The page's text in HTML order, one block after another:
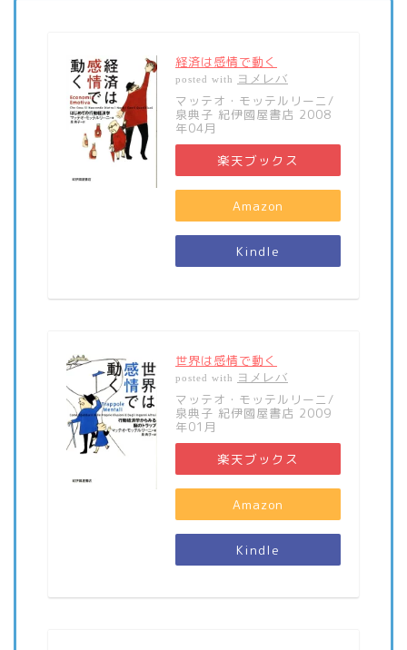
経済は感情で動く
posted with ヨメレバ
マッテオ・モッテルリーニ/
泉典子 紀伊國屋書店 2008
年04月
楽天ブックス
Amazon
Kindle
世界は感情で動く
posted with ヨメレバ
マッテオ・モッテルリーニ/
泉典子 紀伊國屋書店 2009
年01月
楽天ブックス
Amazon
Kindle